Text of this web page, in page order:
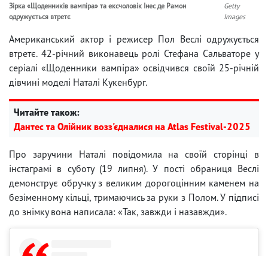
Зірка «Щоденників вампіра» та ексчоловік Інес де Рамон
одружується втретє
Getty
Images
Американський актор і режисер Пол Веслі одружується
втретє. 42-річний виконавець ролі Стефана Сальваторе у
серіалі «Щоденники вампіра» освідчився своїй 25-річній
дівчині моделі Наталі Кукенбург.
Читайте також:
Дантес та Олійник возз'єдналися на Atlas Festival-2025
Про заручини Наталі повідомила на своїй сторінці в
інстаграмі в суботу (19 липня). У пості обраниця Веслі
демонструє обручку з великим дорогоцінним каменем на
безіменному кільці, тримаючись за руки з Полом. У підписі
до знімку вона написала: «Так, завжди і назавжди».